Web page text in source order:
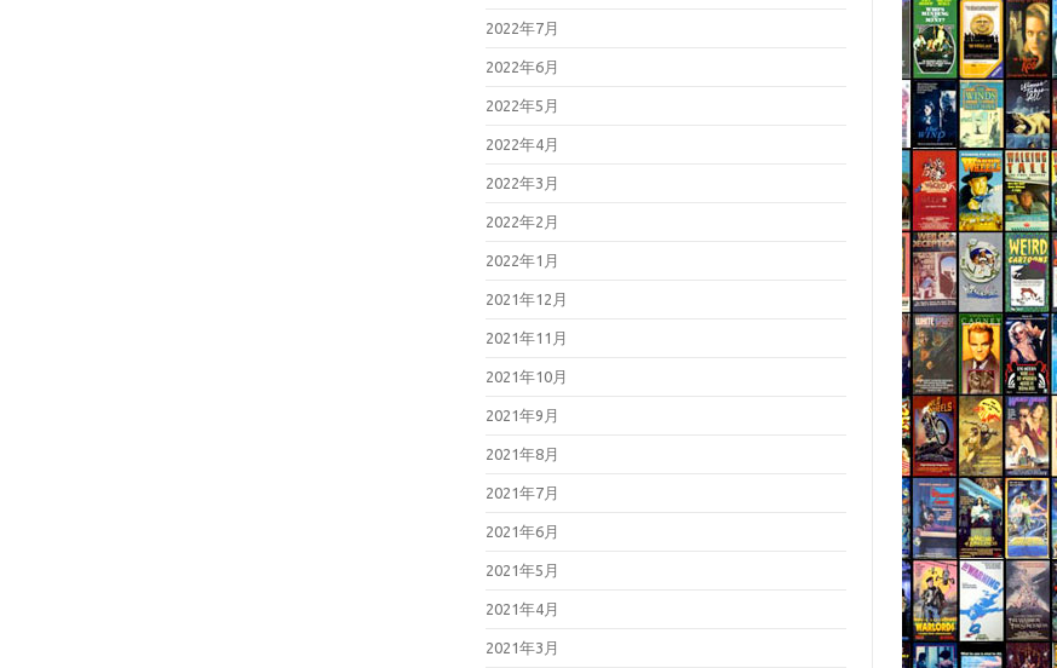
2022年7月
2022年6月
2022年5月
2022年4月
2022年3月
2022年2月
2022年1月
2021年12月
2021年11月
2021年10月
2021年9月
2021年8月
2021年7月
2021年6月
2021年5月
2021年4月
2021年3月